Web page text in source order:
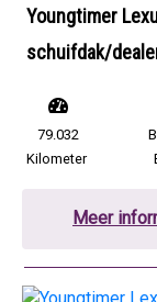
Youngtimer
schuifdak/
79.032
Kilometer
Meer